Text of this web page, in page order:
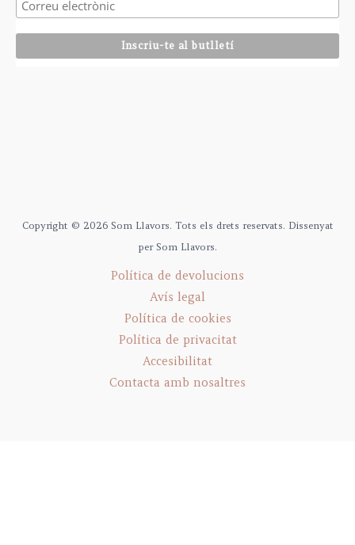
Copyright © 2026 Som Llavors. Tots els drets reservats. Dissenyat
per Som Llavors.
Política de devolucions
Avís legal
Política de cookies
Política de privacitat
Accesibilitat
Contacta amb nosaltres